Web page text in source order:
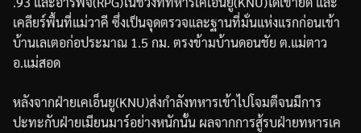
เคลียร์พื้นที่แม่วาคี ซึ่งเป็นจุดตรวจและฐานที่มั่นแห่งแรกก่อนเข้า
บ้านเลเตอก่อประมาณ 1.5 กม. ตรงข้ามบ้านดอนชัย ต.แม่ตาว
อ.แม่สอด
หลังจากฝ่ายเคเอ็นยู(KNU)ส่งกำลังทหารเข้าไปโจมตีจนมีการ
ปะทะกับฝ่ายเมียนมาร์อย่างหนักนั้น ผลจากการสู้รบฝ่ายทหารเค